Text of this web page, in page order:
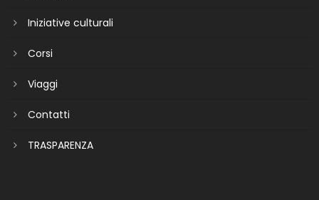
Iniziative culturali
Corsi
Viaggi
Contatti
TRASPARENZA